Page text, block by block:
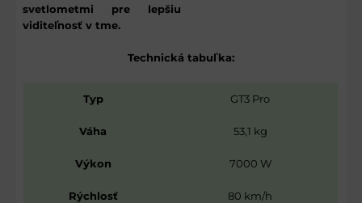
svetlometmi pre lepšiu
viditeľnosť v tme.
Technická tabuľka:
Typ GT3 Pro
Váha 53,1 kg
Výkon 7000 W
Rýchlosť 80 km/h